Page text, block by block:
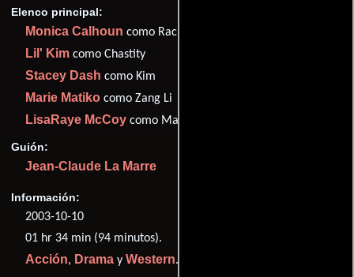
Elenco principal:
Monica Calhoun como Rachel
Lil' Kim como Chastity
Stacey Dash como Kim
Marie Matiko como Zang Li
LisaRaye McCoy como Maria (as LisaRaye)
Guión:
Jean-Claude La Marre
Información:
2003-10-10
01 hr 34 min (94 minutos).
Acción, Drama y Western.